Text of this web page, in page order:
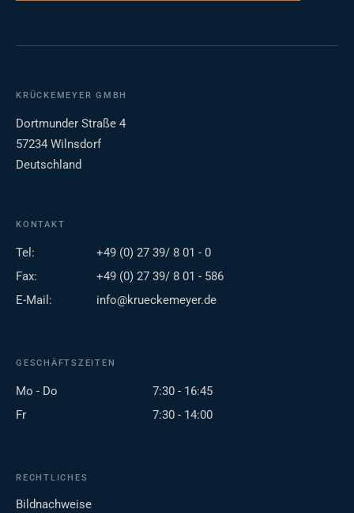
KRÜCKEMEYER GMBH
Dortmunder Straße 4
57234 Wilnsdorf
Deutschland
KONTAKT
Tel:
+49 (0) 27 39/ 8 01 - 0
Fax:
+49 (0) 27 39/ 8 01 - 586
E-Mail:
info@krueckemeyer.de
GESCHÄFTSZEITEN
Mo - Do
7:30 - 16:45
Fr
7:30 - 14:00
RECHTLICHES
Bildnachweise